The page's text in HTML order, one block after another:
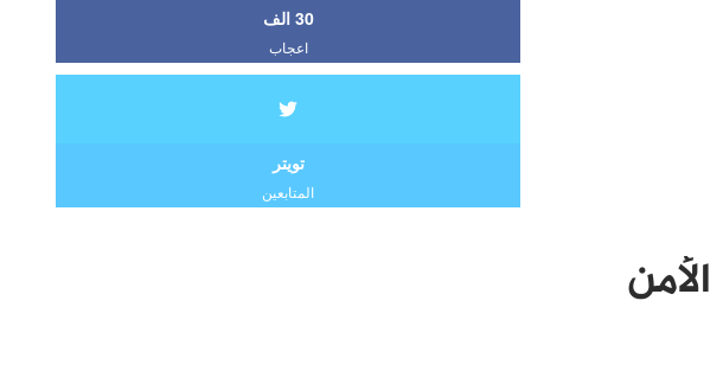
الأمن
30 الف
اعجاب
تويتر
المتابعين